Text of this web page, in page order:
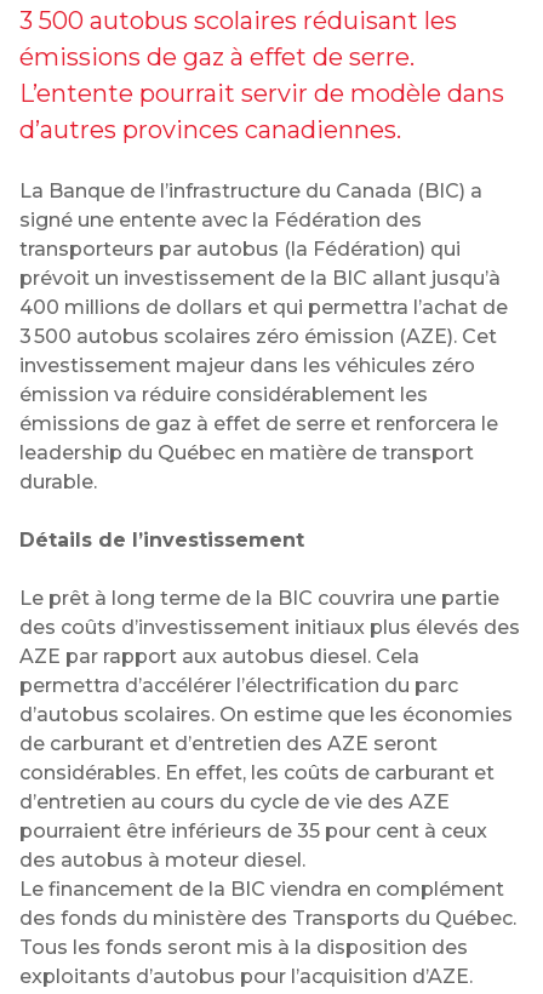
3 500 autobus scolaires réduisant les
émissions de gaz à effet de serre.
L’entente pourrait servir de modèle dans
d’autres provinces canadiennes.
La Banque de l’infrastructure du Canada (BIC) a
signé une entente avec la Fédération des
transporteurs par autobus (la Fédération) qui
prévoit un investissement de la BIC allant jusqu’à
400 millions de dollars et qui permettra l’achat de
3 500 autobus scolaires zéro émission (AZE). Cet
investissement majeur dans les véhicules zéro
émission va réduire considérablement les
émissions de gaz à effet de serre et renforcera le
leadership du Québec en matière de transport
durable.
Détails de l’investissement
Le prêt à long terme de la BIC couvrira une partie
des coûts d’investissement initiaux plus élevés des
AZE par rapport aux autobus diesel. Cela
permettra d’accélérer l’électrification du parc
d’autobus scolaires. On estime que les économies
de carburant et d’entretien des AZE seront
considérables. En effet, les coûts de carburant et
d’entretien au cours du cycle de vie des AZE
pourraient être inférieurs de 35 pour cent à ceux
des autobus à moteur diesel.
Le financement de la BIC viendra en complément
des fonds du ministère des Transports du Québec.
Tous les fonds seront mis à la disposition des
exploitants d’autobus pour l’acquisition d’AZE.